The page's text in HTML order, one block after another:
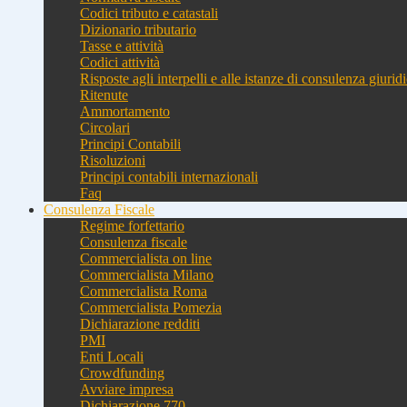
Codici tributo e catastali
Dizionario tributario
Tasse e attività
Codici attività
Risposte agli interpelli e alle istanze di consulenza
Ritenute
Ammortamento
Circolari
Principi Contabili
Risoluzioni
Principi contabili internazionali
Faq
Consulenza Fiscale
Regime forfettario
Consulenza fiscale
Commercialista on line
Commercialista Milano
Commercialista Roma
Commercialista Pomezia
Dichiarazione redditi
PMI
Enti Locali
Crowdfunding
Avviare impresa